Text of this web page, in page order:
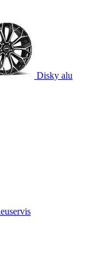
Disky alu